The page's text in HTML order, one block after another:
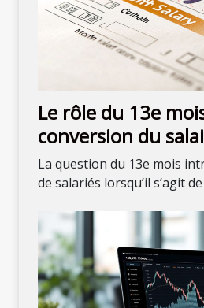
Le rôle du 13e
conversion du
net
La question du 13e mois
de salariés lorsqu’il s’agit